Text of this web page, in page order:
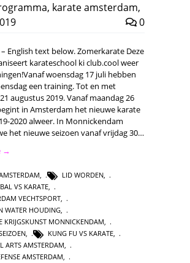
, karate amsterdam,
0
– English text below. Zomerkarate Deze
karateschool ki club.cool weer
woensdag 17 juli hebben
een training. Tot en met
augustus 2019. Vanaf maandag 26
in Amsterdam het nieuwe karate
2020 alweer. In Monnickendam
het nieuwe seizoen vanaf vrijdag 30…
→
, LID WORDEN,
VS KARATE,
VECHTSPORT,
WATER HOUDING,
KRIJGSKUNST MONNICKENDAM,
, KUNG FU VS KARATE,
ARTS AMSTERDAM,
AMSTERDAM,